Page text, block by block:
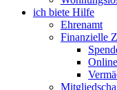
ich biete Hilfe
Ehrenamt
Finanzielle